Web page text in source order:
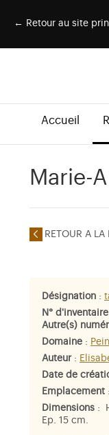
← Retour au site
Accueil
Marie-
RETOUR A LA
Désignation :
N°
Autre(s)
Domaine :
Auteur:
Date de
Emplacement :
Dimensions :
Ep. 15 cm.